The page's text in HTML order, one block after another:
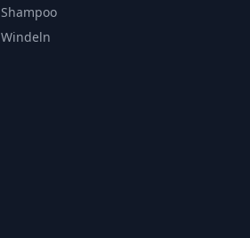
Shampoo
Windeln